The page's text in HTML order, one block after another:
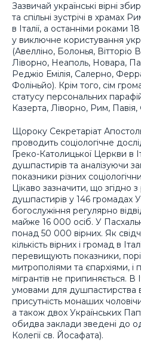
Зазвичай українські вірні
та спільні зустрічі в храмах
в Італії, а останніми роками
у виключне користування
(Авелліно, Болонья, Вітторіо
Ліворно, Неаполь, Новара,
Реджіо Емілія, Салерно,
Фоліньйо). Крім того, сім
статусу персональних
Казерта, Ліворно, Рим, Павія,
Щороку Секретаріат
проводить соціологічне
Греко-Католицької Церкви в
душпастирів та аналізуючи
показники різних
Цікаво зазначити, що згідно
душпастирів у 146 громадах
богослужіння регулярно
майже 16 000 осіб. У
понад 50 000 вірних. Як
кількість вірних і громад в
перевищують показники,
митрополіями та єпархіями,
мігрантів не припиняється. В
умовами для душпастирства
присутність монаших
а також двох Українських
обидва заклади зведені до
Колегії св. Йосафата).